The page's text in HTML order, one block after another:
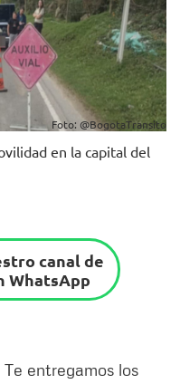
Foto: @BogotaTransito
en la capital del
canal de
WhatsApp
Te entregamos los